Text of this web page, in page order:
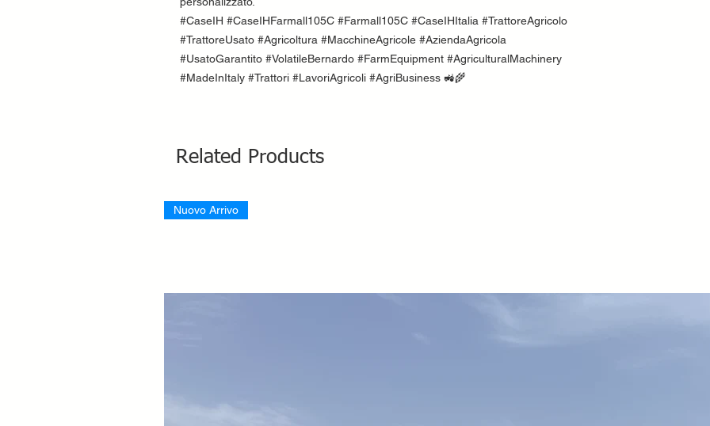
#CaseIH #CaseIHFarmall105C #Farmall105C #CaseIHItalia #TrattoreAgricolo
#TrattoreUsato #Agricoltura #MacchineAgricole #AziendaAgricola
#UsatoGarantito #VolatileBernardo #FarmEquipment #AgriculturalMachinery
#MadeInItaly #Trattori #LavoriAgricoli #AgriBusiness 🚜🌾
Related Products
Nuovo Arrivo